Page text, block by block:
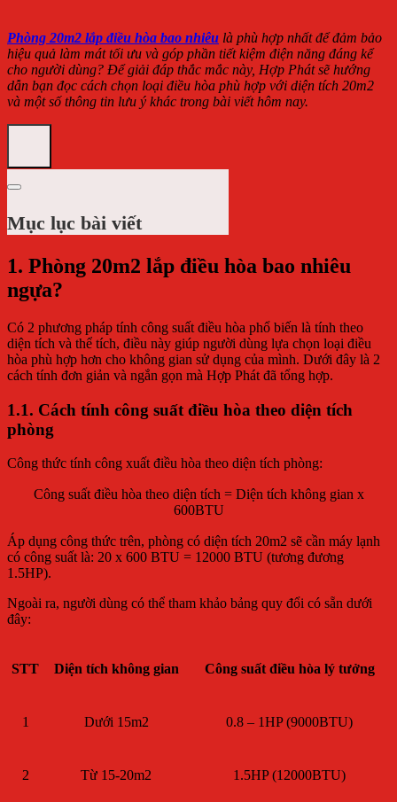
Phòng 20m2 lắp điều hòa bao nhiêu là phù hợp nhất để đảm bảo
hiệu quả làm mát tối ưu và góp phần tiết kiệm điện năng đáng kể
cho người dùng? Để giải đáp thắc mắc này, Hợp Phát sẽ hướng
dẫn bạn đọc cách chọn loại điều hòa phù hợp với diện tích 20m2
và một số thông tin lưu ý khác trong bài viết hôm nay.
Mục lục bài viết
1. Phòng 20m2 lắp điều hòa bao nhiêu
ngựa?
Có 2 phương pháp tính công suất điều hòa phổ biến là tính theo
diện tích và thể tích, điều này giúp người dùng lựa chọn loại điều
hòa phù hợp hơn cho không gian sử dụng của mình. Dưới đây là 2
cách tính đơn giản và ngắn gọn mà Hợp Phát đã tổng hợp.
1.1. Cách tính công suất điều hòa theo diện tích
phòng
Công thức tính công xuất điều hòa theo diện tích phòng:
Công suất điều hòa theo diện tích = Diện tích không gian x
600BTU
Áp dụng công thức trên, phòng có diện tích 20m2 sẽ cần máy lạnh
có công suất là: 20 x 600 BTU = 12000 BTU (tương đương
1.5HP).
Ngoài ra, người dùng có thể tham khảo bảng quy đổi có sẵn dưới
đây:
STT Diện tích không gian Công suất điều hòa lý tưởng
1 Dưới 15m2 0.8 – 1HP (9000BTU)
2 Từ 15-20m2 1.5HP (12000BTU)